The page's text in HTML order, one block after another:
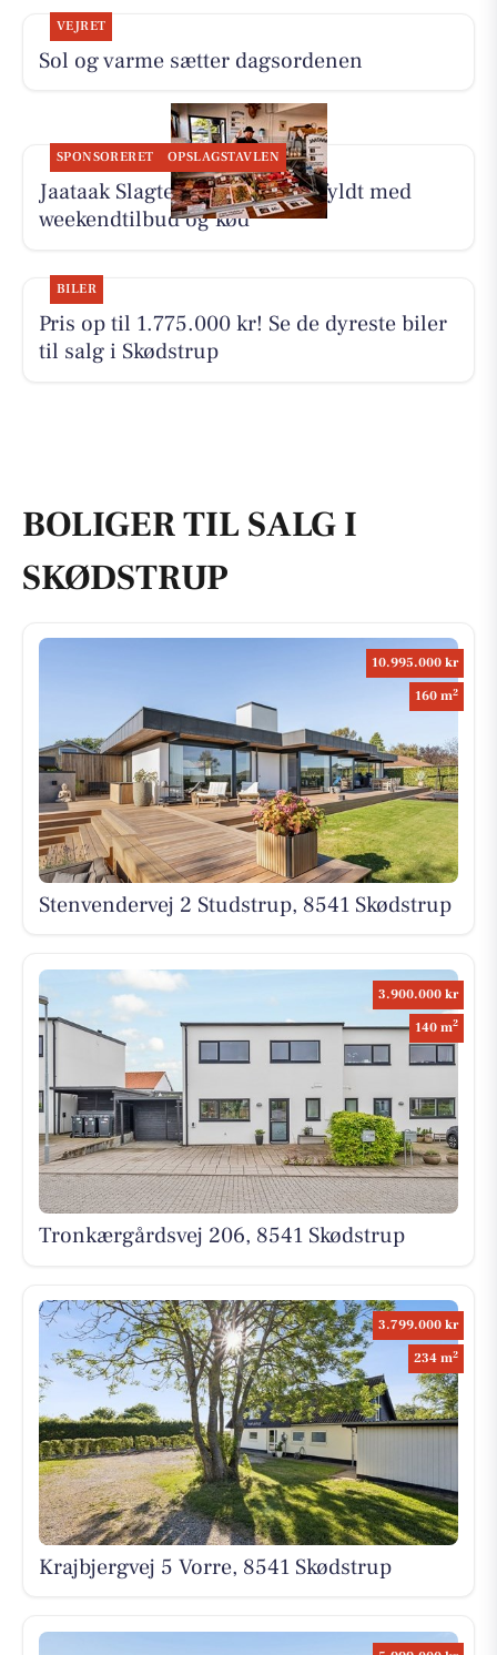
VEJRET
Sol og varme sætter dagsordenen
SPONSORERET OPSLAGSTAVLEN
Jaataak Slagteren har disken fyldt med
weekendtilbud og kød
BILER
Pris op til 1.775.000 kr! Se de dyreste biler
til salg i Skødstrup
BOLIGER TIL SALG I
SKØDSTRUP
10.995.000 kr
160 m2
Stenvendervej 2 Studstrup, 8541 Skødstrup
3.900.000 kr
140 m2
Tronkærgårdsvej 206, 8541 Skødstrup
3.799.000 kr
234 m2
Krajbjergvej 5 Vorre, 8541 Skødstrup